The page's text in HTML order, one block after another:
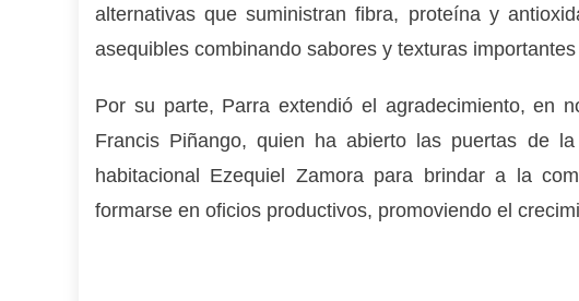
alternativas que suministran fibra, proteína y
asequibles combinando sabores y texturas
Por su parte, Parra extendió el agradecimiento, en
Francis Piñango, quien ha abierto las puertas de
habitacional Ezequiel Zamora para brindar a la
formarse en oficios productivos, promoviendo el